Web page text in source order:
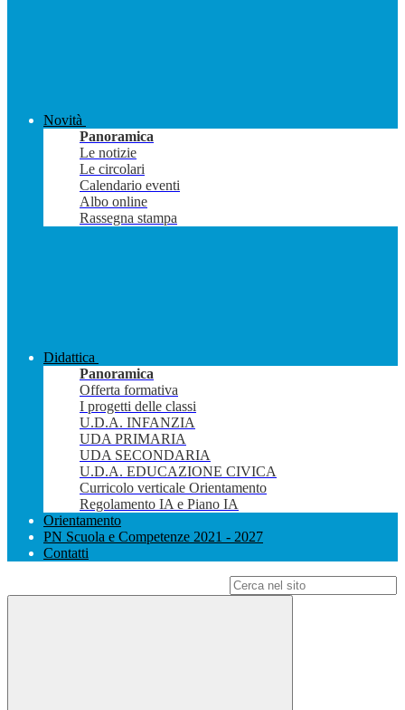
Novità
Panoramica
Le notizie
Le circolari
Calendario eventi
Albo online
Rassegna stampa
Didattica
Panoramica
Offerta formativa
I progetti delle classi
U.D.A. INFANZIA
UDA PRIMARIA
UDA SECONDARIA
U.D.A. EDUCAZIONE CIVICA
Curricolo verticale Orientamento
Regolamento IA e Piano IA
Orientamento
PN Scuola e Competenze 2021 - 2027
Contatti